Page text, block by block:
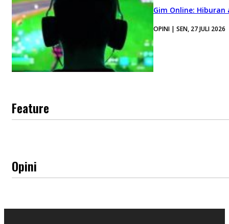
Gim Online:
OPINI | SEN, 27 JULI 2026
Feature
Opini